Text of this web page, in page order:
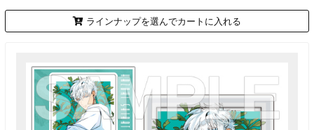
ラインナップを選んでカートに入れる